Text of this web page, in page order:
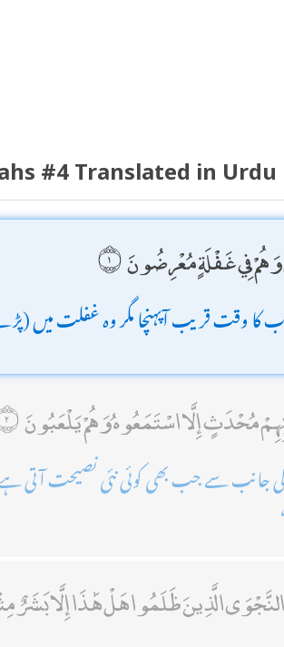
#4 Translated in Urdu
فِي غَفْلَةٍ مُعْرِضُونَ
کا وقت قریب آپہنچا مگر وہ غفلت
مُحْدَثٍ إِلَّا اسْتَمَعُوهُ وَهُمْ يَلْعَبُونَ
سے جب بھی کوئی نئی نصیحت آتی ہے
الَّذِينَ ظَلَمُوا هَلْ هَٰذَا إِلَّا